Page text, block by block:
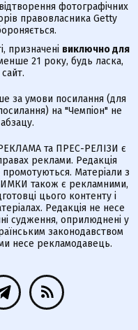
фотографічних
правовласника Getty
призначені виключно для
21 року, будь ласка,
за умови посилання (для
на "Чемпіон" не
та ПРЕС-РЕЛІЗИ є
реклами. Редакція
Матеріали з
також є рекламними,
цього контенту і
Редакція не несе
судження, оприлюднені у
законодавством
несе рекламодавець.